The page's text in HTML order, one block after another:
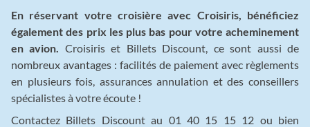
En réservant votre croisière avec Croisiris, bénéficiez
également des prix les plus bas pour votre acheminement
en avion.
Croisiris et Billets Discount, ce sont aussi de
nombreux avantages : facilités de paiement avec règlements
en plusieurs fois, assurances annulation et des conseillers
spécialistes à votre écoute !
Contactez Billets Discount au 01 40 15 15 12 ou bien